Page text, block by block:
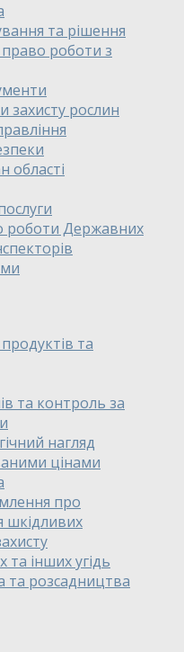
та рішення
роботи з
захисту рослин
області
роботи Державних
та
та контроль за
нагляд
цінами
про
шкідливих
та інших угідь
та розсадництва